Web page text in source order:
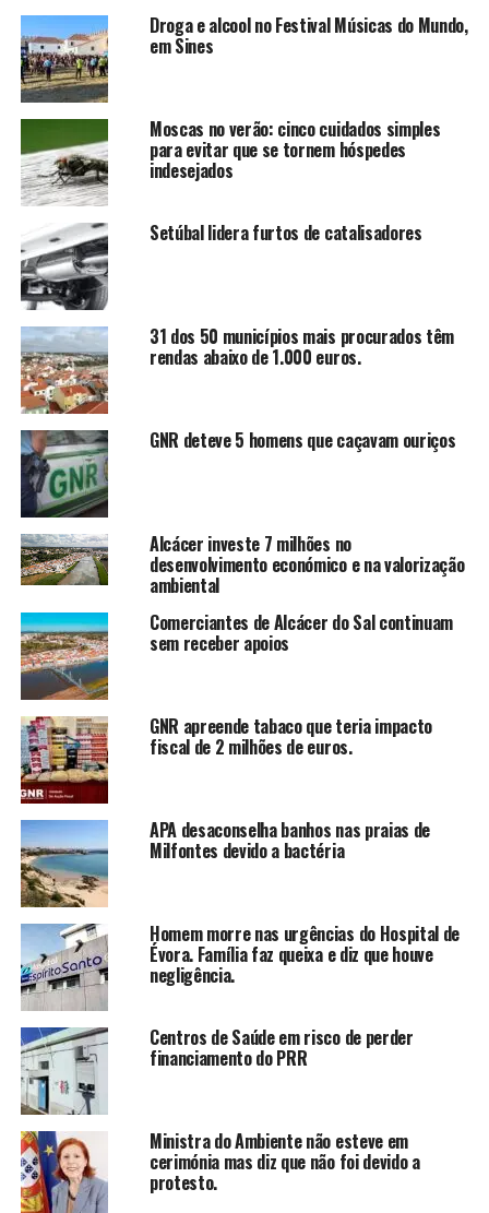
Droga e alcool no Festival Músicas do Mundo,
em Sines
Moscas no verão: cinco cuidados simples
para evitar que se tornem hóspedes
indesejados
Setúbal lidera furtos de catalisadores
31 dos 50 municípios mais procurados têm
rendas abaixo de 1.000 euros.
GNR deteve 5 homens que caçavam ouriços
Alcácer investe 7 milhões no
desenvolvimento económico e na valorização
ambiental
Comerciantes de Alcácer do Sal continuam
sem receber apoios
GNR apreende tabaco que teria impacto
fiscal de 2 milhões de euros.
APA desaconselha banhos nas praias de
Milfontes devido a bactéria
Homem morre nas urgências do Hospital de
Évora. Família faz queixa e diz que houve
negligência.
Centros de Saúde em risco de perder
financiamento do PRR
Ministra do Ambiente não esteve em
cerimónia mas diz que não foi devido a
protesto.